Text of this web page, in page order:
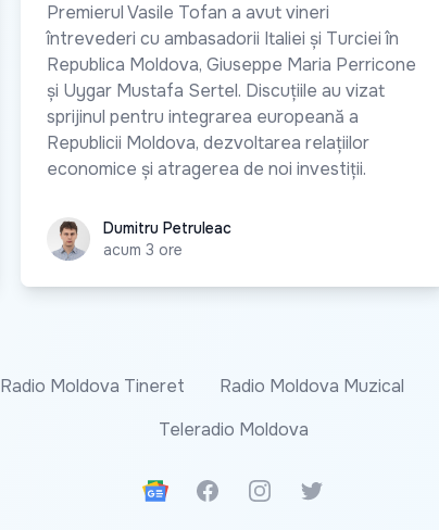
Premierul Vasile Tofan a avut vineri
întrevederi cu ambasadorii Italiei și Turciei în
Republica Moldova, Giuseppe Maria Perricone
și Uygar Mustafa Sertel. Discuțiile au vizat
sprijinul pentru integrarea europeană a
Republicii Moldova, dezvoltarea relațiilor
economice și atragerea de noi investiții.
Dumitru Petruleac
Dumitru Petruleac
acum 3 ore
Radio Moldova Tineret Radio Moldova Muzical
Teleradio Moldova
Google News
FacebookInstagramTwitter